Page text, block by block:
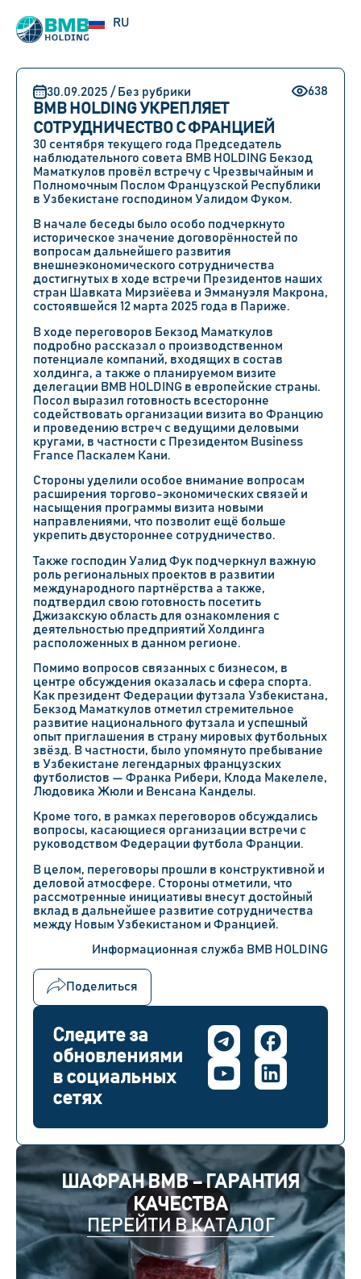
RU
UZ
ШАФРАН BMB – ГАРАНТИЯ
КАЧЕСТВА
ПЕРЕЙТИ В КАТАЛОГ
30.09.2025 / Без рубрики 638
BMB HOLDING УКРЕПЛЯЕТ
СОТРУДНИЧЕСТВО С ФРАНЦИЕЙ
30 сентября текущего года Председатель
наблюдательного совета BMB HOLDING Бекзод
Маматкулов провёл встречу с Чрезвычайным и
Полномочным Послом Французской Республики
в Узбекистане господином Уалидом Фуком.
В начале беседы было особо подчеркнуто
историческое значение договорённостей по
вопросам дальнейшего развития
внешнеэкономического сотрудничества
достигнутых в ходе встречи Президентов наших
стран Шавката Мирзиёева и Эммануэля Макрона,
состоявшейся 12 марта 2025 года в Париже.
В ходе переговоров Бекзод Маматкулов
подробно рассказал о производственном
потенциале компаний, входящих в состав
холдинга, а также о планируемом визите
делегации BMB HOLDING в европейские страны.
Посол выразил готовность всесторонне
содействовать организации визита во Францию
и проведению встреч с ведущими деловыми
кругами, в частности с Президентом Business
France Паскалем Кани.
Стороны уделили особое внимание вопросам
расширения торгово-экономических связей и
насыщения программы визита новыми
направлениями, что позволит ещё больше
укрепить двустороннее сотрудничество.
Также господин Уалид Фук подчеркнул важную
роль региональных проектов в развитии
международного партнёрства а также,
подтвердил свою готовность посетить
Джизакскую область для ознакомления с
деятельностью предприятий Холдинга
расположенных в данном регионе.
Помимо вопросов связанных с бизнесом, в
центре обсуждения оказалась и сфера спорта.
Как президент Федерации футзала Узбекистана,
Бекзод Маматкулов отметил стремительное
развитие национального футзала и успешный
опыт приглашения в страну мировых футбольных
звёзд. В частности, было упомянуто пребывание
в Узбекистане легендарных французских
футболистов — Франка Рибери, Клода Макелеле,
Людовика Жюли и Венсана Канделы.
Кроме того, в рамках переговоров обсуждались
вопросы, касающиеся организации встречи с
руководством Федерации футбола Франции.
В целом, переговоры прошли в конструктивной и
деловой атмосфере. Стороны отметили, что
рассмотренные инициативы внесут достойный
вклад в дальнейшее развитие сотрудничества
между Новым Узбекистаном и Францией.
Информационная служба BMB HOLDING
Поделиться
Следите за
обновлениями
в социальных
сетях